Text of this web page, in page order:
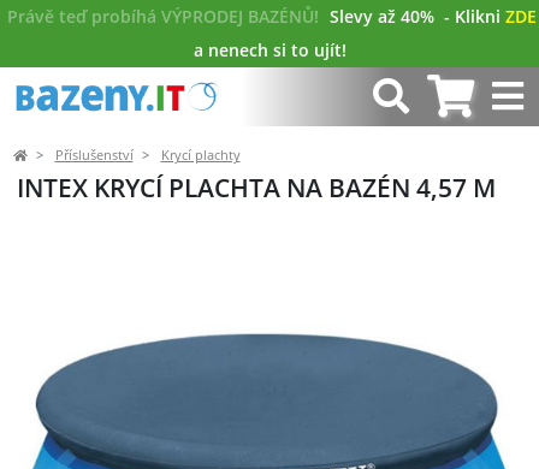
Právě teď probíhá VÝPRODEJ BAZÉNŮ! Slevy až 40% - Klikni ZDE
a nenech si to ujít!
Příslušenství Krycí plachty
INTEX KRYCÍ PLACHTA NA BAZÉN 4,57 M